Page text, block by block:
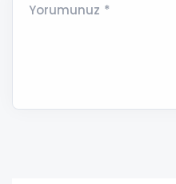
Yorumunuz *